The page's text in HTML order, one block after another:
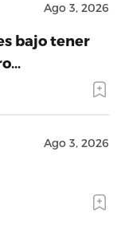
Ago 3, 2026
bajo tener
Ago 3, 2026